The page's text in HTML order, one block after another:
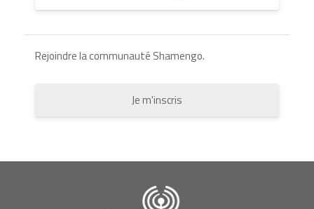
Rejoindre la communauté Shamengo.
Je m'inscris